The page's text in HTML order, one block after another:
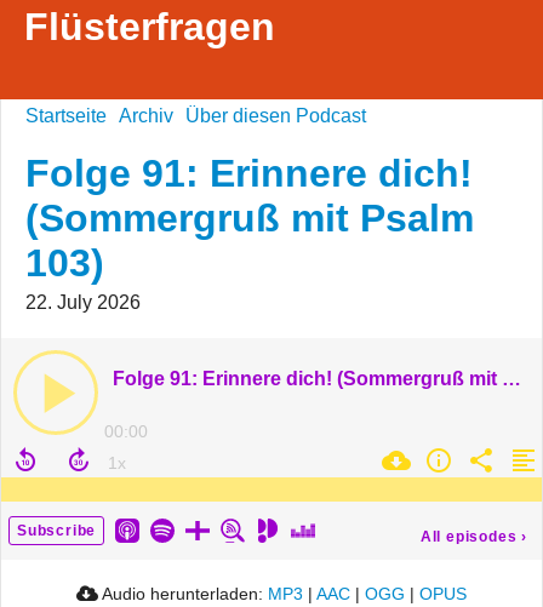
Flüsterfragen
Startseite Archiv Über diesen Podcast
Folge 91: Erinnere dich!
(Sommergruß mit Psalm
103)
22. July 2026
Folge 91: Erinnere dich! (Sommergruß mit Psalm 103)
00:00
Subscribe All episodes ›
Audio herunterladen: MP3 | AAC | OGG | OPUS